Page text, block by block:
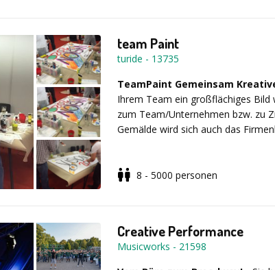
team Paint
turide - 13735
TeamPaint Gemeinsam
Ihrem Team ein großflächiges Bild
zum Team/Unternehmen bzw. zu
Gemälde wird sich auch das
Kurzportrait:
8 - 5000 personen
Creative Performance
Musicworks - 21598